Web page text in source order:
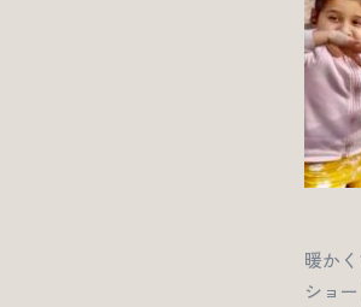
暖か
ショ